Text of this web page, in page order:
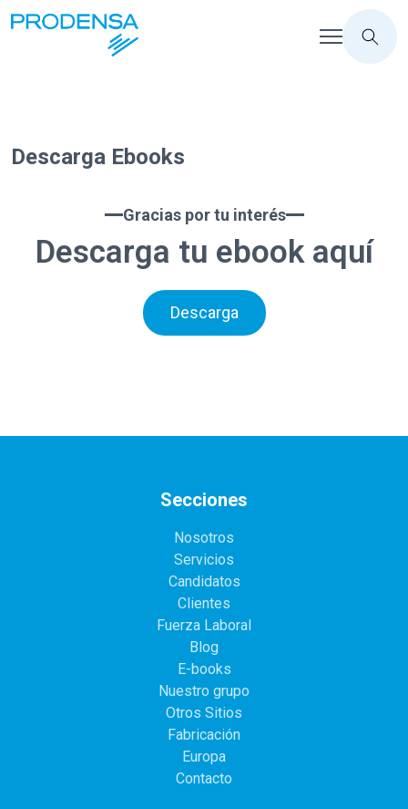
Descarga Ebooks
Gracias por tu interés
Descarga tu ebook aquí
Descarga
Secciones
Nosotros
Servicios
Candidatos
Clientes
Fuerza Laboral
Blog
E-books
Nuestro grupo
Otros Sitios
Fabricación
Europa
Contacto